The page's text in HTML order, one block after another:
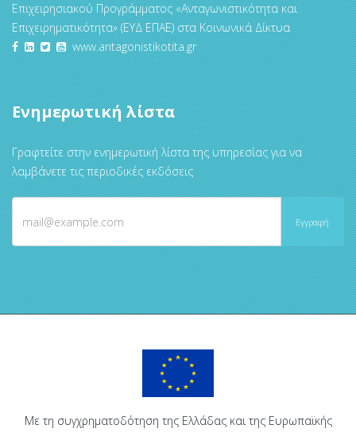
Επιχειρησιακού Προγράμματος «Ανταγωνιστικότητα και
Επιχειρηματικότητα» (ΕΥΔ ΕΠΑΕ) στα Κοινωνικά Δίκτυα
www.antagonistikotita.gr
Ενημερωτική λίστα
Γραφτείτε στην ενημερωτική λίστα της υπηρεσίας για να
λαμβάνετε τις περιοδικές εκδόσεις
Με τη συγχρηματοδότηση της Ελλάδας και της Ευρωπαϊκής